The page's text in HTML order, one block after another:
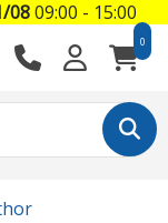
0
0809:00 - 15:00